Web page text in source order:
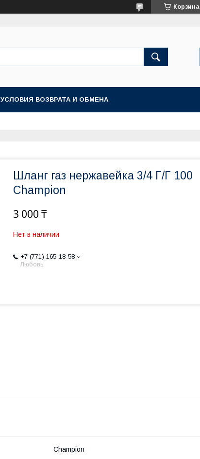
Корзина
УСЛОВИЯ ВОЗВРАТА И ОБМЕНА
Шланг газ нержавейка 3/4 Г/Г 100
Champion
3 000 ₸
Нет в наличии
+7 (771) 165-18-58
Любовь
Champion